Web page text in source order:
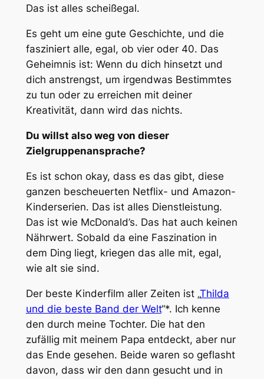
Das ist alles scheißegal.
Es geht um eine gute Geschichte, und die
fasziniert alle, egal, ob vier oder 40. Das
Geheimnis ist: Wenn du dich hinsetzt und
dich anstrengst, um irgendwas Bestimmtes
zu tun oder zu erreichen mit deiner
Kreativität, dann wird das nichts.
Du willst also weg von dieser
Zielgruppenansprache?
Es ist schon okay, dass es das gibt, diese
ganzen bescheuerten Netflix- und Amazon-
Kinderserien. Das ist alles Dienstleistung.
Das ist wie McDonald’s. Das hat auch keinen
Nährwert. Sobald da eine Faszination in
dem Ding liegt, kriegen das alle mit, egal,
wie alt sie sind.
Der beste Kinderfilm aller Zeiten ist „Thilda
und die beste Band der Welt“*. Ich kenne
den durch meine Tochter. Die hat den
zufällig mit meinem Papa entdeckt, aber nur
das Ende gesehen. Beide waren so geflasht
davon, dass wir den dann gesucht und in